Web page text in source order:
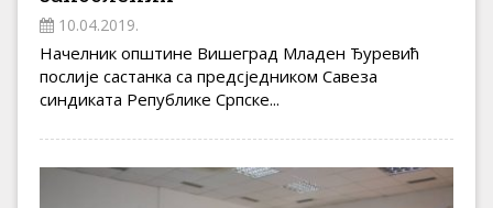
10.04.2019.
Начелник општине Вишеград Младен Ђуревић
послије састанка са предсједником Савеза
синдиката Републике Српске...